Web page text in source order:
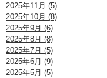
2025年11月 (5)
2025年10月 (8)
2025年9月 (6)
2025年8月 (8)
2025年7月 (5)
2025年6月 (9)
2025年5月 (5)